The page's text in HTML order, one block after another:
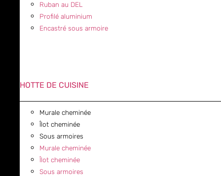
Ruban au DEL
Profilé aluminium
Encastré sous armoire
HOTTE DE CUISINE
Murale cheminée
Îlot cheminée
Sous armoires
Murale cheminée
Îlot cheminée
Sous armoires